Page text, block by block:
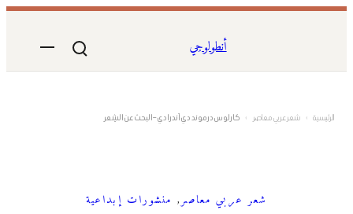
المحتوى
أنطولوجي
الرئيسية › شعر عربي معاصر › كارلوس درموند دي آندرادي – البحث عن الشِعر
شعر عربي معاصر, منشورات إبداعية